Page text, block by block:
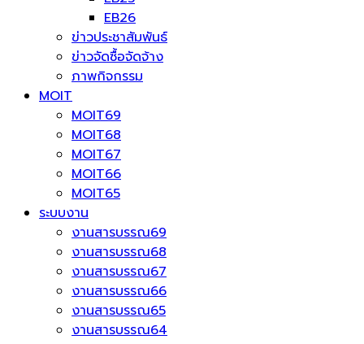
EB26
ข่าวประชาสัมพันธ์
ข่าวจัดซื้อจัดจ้าง
ภาพกิจกรรม
MOIT
MOIT69
MOIT68
MOIT67
MOIT66
MOIT65
ระบบงาน
งานสารบรรณ69
งานสารบรรณ68
งานสารบรรณ67
งานสารบรรณ66
งานสารบรรณ65
งานสารบรรณ64